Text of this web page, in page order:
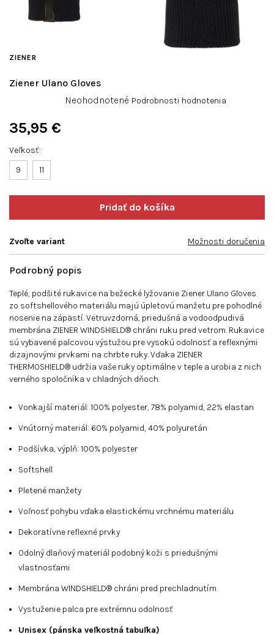
Veľkosť
9
11
35,95 €
Zvoľte variant Možnosti doručenia
Ziener Ulano Gloves
ZIENER
Priemerné
Neohodnotené Podrobnosti hodnotenia
Podrobný popis
Teplé, podšité rukavice na bežecké lyžovanie Ziener Ulano Gloves
zo softshellového materiálu majú úpletovú manžetu pre pohodlné
nosenie na zápästí. Vetruvzdorná, priedušná a vodoodpudivá
membrána ZIENER WINDSHIELD® chráni ruku pred vetrom. Rukavice
sú vybavené palcovou výstužou pre vysokú odolnosť a reflexnými
dizajnovými prvkami na chrbte ruky. Vďaka ZIENER
THERMOSHIELD® udržia vaše ruky optimálne v teple a urobia z nich
verného spoločníka v chladných dňoch.
Vonkajší materiál: 100% polyester, 78% polyamid, 22% elastan
Vnútorný materiál: 60% polyamid, 40% polyuretán
Podšívka, výplň: 100% polyester
Softshell
Pletené manžety
Voľnosť pohybu vďaka elastickému vrchnému materiálu
Dekoratívne reflexné prvky
Odolný dlaňový materiál podobný koži s priedušnými
vlastnosťami
Membrána WINDSHIELD® chráni pred prechladnutím
Vystuženie palca pre extrémnu odolnosť
Unisex (pánska veľkostná tabuľka)